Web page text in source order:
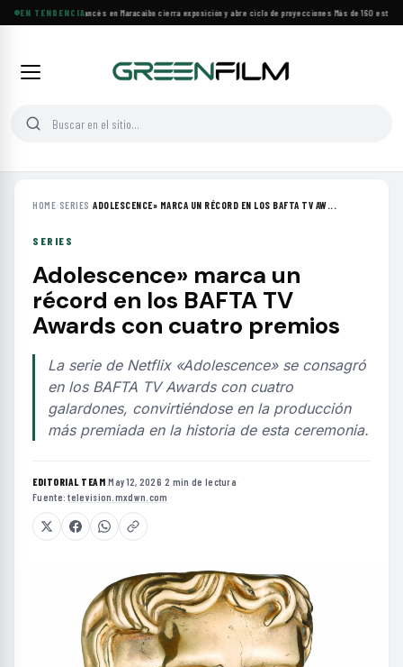
EN TENDENCIA
Festival de Cine Francés en Maracaibo cierra exposición y abre ciclo de proyecciones·Más de 160
HOME› SERIES ›ADOLESCENCE» MARCA UN RÉCORD EN LOS BAFTA TV AW...
SERIES
Adolescence» marca un
récord en los BAFTA TV
Awards con cuatro premios
La serie de Netflix «Adolescence» se consagró
en los BAFTA TV Awards con cuatro
galardones, convirtiéndose en la producción
más premiada en la historia de esta ceremonia.
EDITORIAL TEAM·May 12, 2026·2 min de lectura·
Fuente:television.mxdwn.com